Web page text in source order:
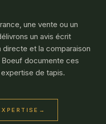
une vente ou un
un avis écrit
et la comparaison
documente ces
expertise de tapis.
→